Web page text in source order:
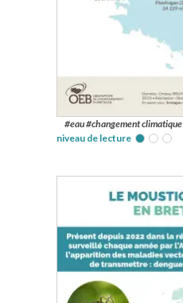
#eau #changement climatique
niveau de lecture